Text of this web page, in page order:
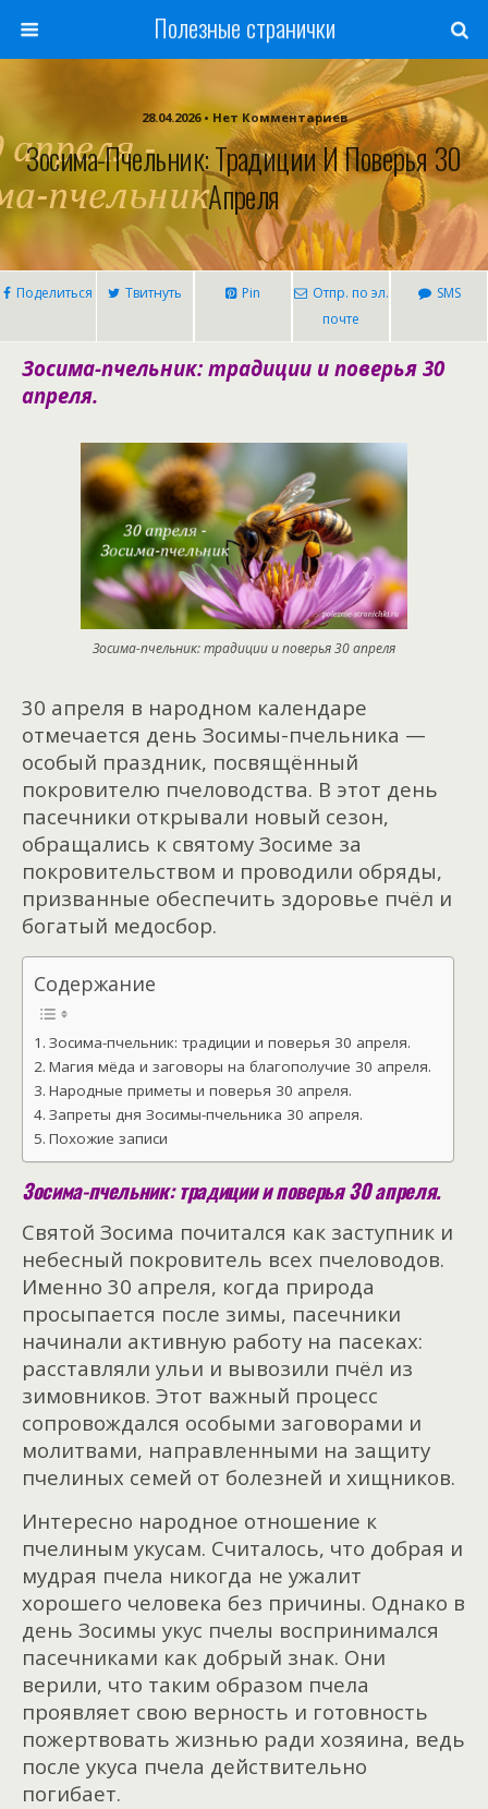
Полезные странички
28.04.2026 • Нет Комментариев
Зосима-Пчельник: Традиции И Поверья 30
Апреля
Поделиться Твитнуть Pin
Отпр. по эл.
почте
SMS
Зосима-пчельник: традиции и поверья 30
апреля.
Зосима-пчельник: традиции и поверья 30 апреля
30 апреля в народном календаре
отмечается день Зосимы-пчельника —
особый праздник, посвящённый
покровителю пчеловодства. В этот день
пасечники открывали новый сезон,
обращались к святому Зосиме за
покровительством и проводили обряды,
призванные обеспечить здоровье пчёл и
богатый медосбор.
Содержание
Зосима-пчельник: традиции и поверья 30 апреля.
Магия мёда и заговоры на благополучие 30 апреля.
Народные приметы и поверья 30 апреля.
Запреты дня Зосимы-пчельника 30 апреля.
Похожие записи
Зосима-пчельник: традиции и поверья 30 апреля.
Святой Зосима почитался как заступник и
небесный покровитель всех пчеловодов.
Именно 30 апреля, когда природа
просыпается после зимы, пасечники
начинали активную работу на пасеках:
расставляли ульи и вывозили пчёл из
зимовников. Этот важный процесс
сопровождался особыми заговорами и
молитвами, направленными на защиту
пчелиных семей от болезней и хищников.
Интересно народное отношение к
пчелиным укусам. Считалось, что добрая и
мудрая пчела никогда не ужалит
хорошего человека без причины. Однако в
день Зосимы укус пчелы воспринимался
пасечниками как добрый знак. Они
верили, что таким образом пчела
проявляет свою верность и готовность
пожертвовать жизнью ради хозяина, ведь
после укуса пчела действительно
погибает.